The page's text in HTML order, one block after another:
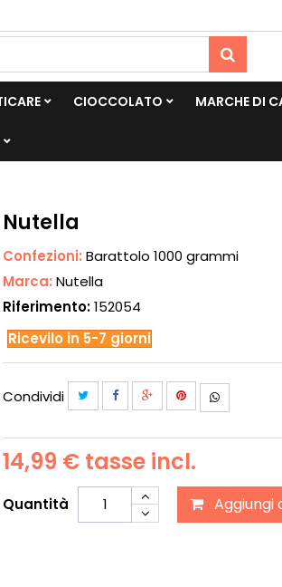
CIOCCOLATO MARCHE DI
Nutella
Confezioni:Barattolo 1000 grammi
Marca:Nutella
Riferimento: 152054
Ricevilo in 5-7 giorni
Condividi
14,99 € tasse incl.
Quantità Aggiungi